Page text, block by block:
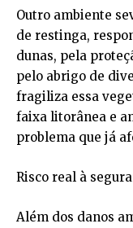
Outro ambiente
de restinga,
dunas, pela
pelo abrigo de
fragiliza essa
faixa litorânea e
problema que já
Risco real à
Além dos danos